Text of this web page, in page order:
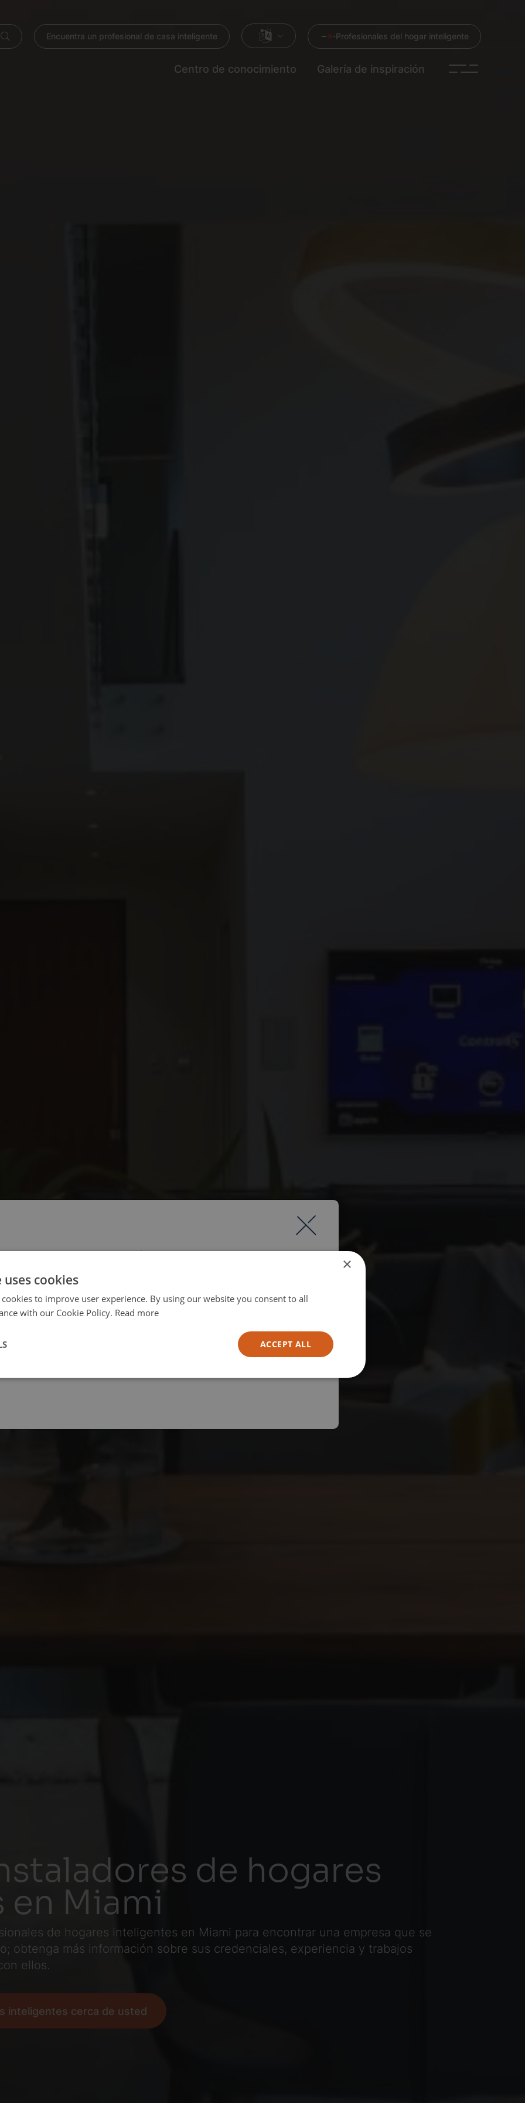
Encuentra un profesional de casa inteligente Profesionales del hogar inteligente
Centro de conocimiento Galería de inspiración
de hogares
Miami
de hogares inteligentes en Miami para encontrar una empresa que se
obtenga más información sobre sus credenciales, experiencia y trabajos
ellos.
inteligentes cerca de usted
your region/language ×
cookies
to improve user experience. By using our website you consent to all
with our Cookie Policy. Read more
ACCEPT ALL